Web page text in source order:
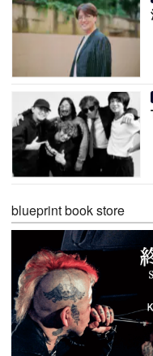
blueprint book store